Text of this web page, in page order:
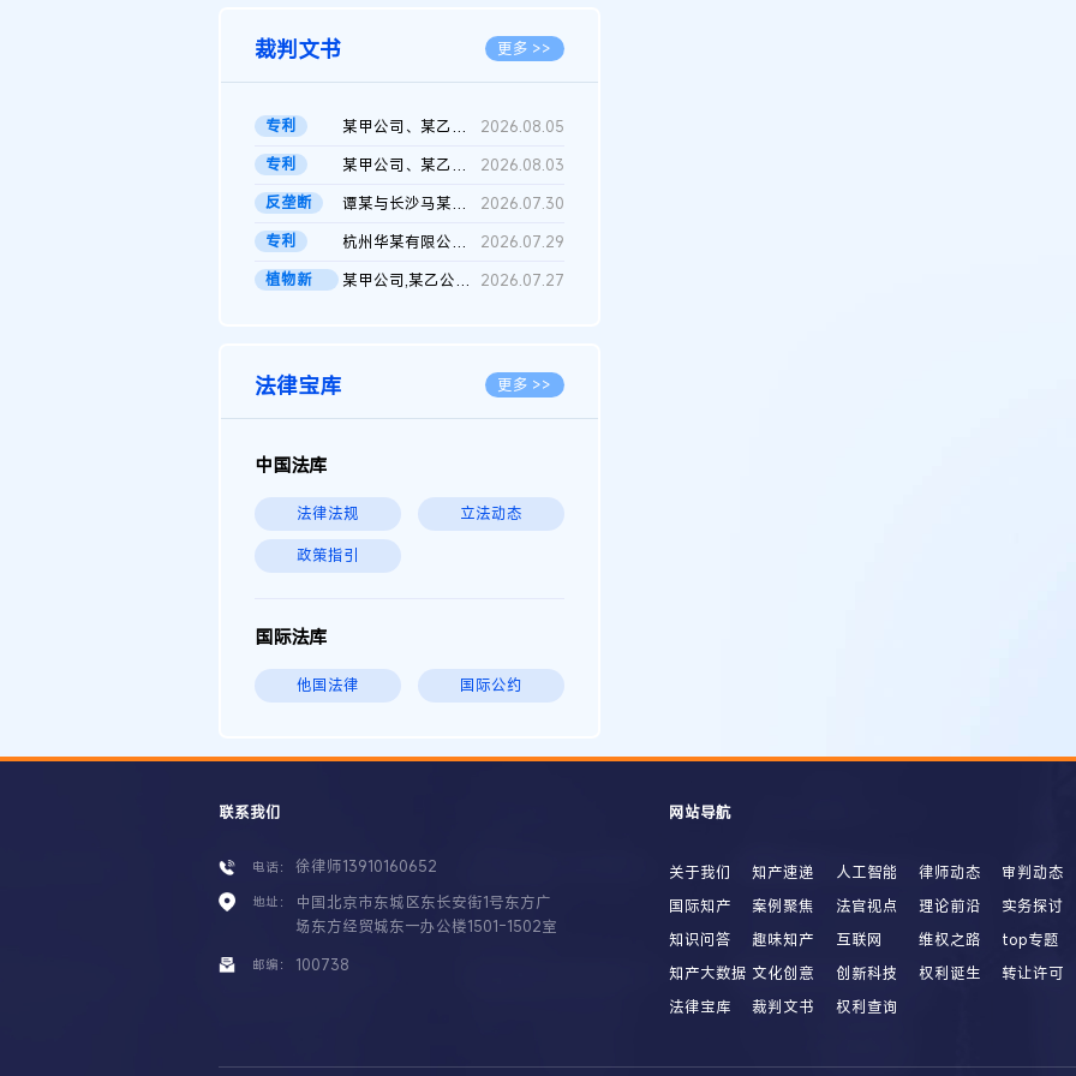
裁判文书 更多 >>
专利 某甲公司、某乙公司、某丙公司申请诉前行为保全复议裁定书
2026.08.05
专利
某甲公司、某乙公司、官某与某丙公司专利申请权权属纠纷 二审判决...
2026.08.03
反垄断
谭某与长沙马某堆农产品股份有限公司滥用市场支配地位纠纷二审裁...
2026.07.30
专利
杭州华某有限公司与菲某有限公司侵害发明专利权纠纷
2026.07.29
植物新
某甲公司,某乙公司,某门市部,某丙公司植物新品种临时保护期使用费... 2026.07.27
法律宝库 更多 >>
中国法库
法律法规 立法动态
政策指引
国际法库
他国法律 国际公约
联系我们
电话： 徐律师13910160652
地址：
中国北京市东城区东长安街1号东方广
场东方经贸城东一办公楼1501-1502室
邮编： 100738
网站导航
关于我们 知产速递 人工智能 律师动态
审判动态
国际知产
案例聚焦 法官视点 理论前沿
实务探讨
知识问答
趣味知产 互联网 维权之路
top专题
知产大数据 文化创意 创新科技 权利诞生
转让许可
法律宝库
裁判文书 权利查询